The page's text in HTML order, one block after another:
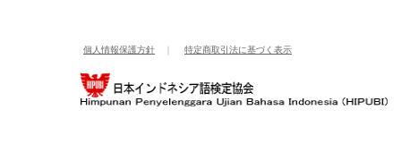
個人情報保護方針 特定商取引法に基づく表示